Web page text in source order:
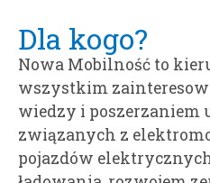
Dla kogo?
Nowa Mobilność to
wszystkim
wiedzy i poszerzaniem
związanych z
pojazdów